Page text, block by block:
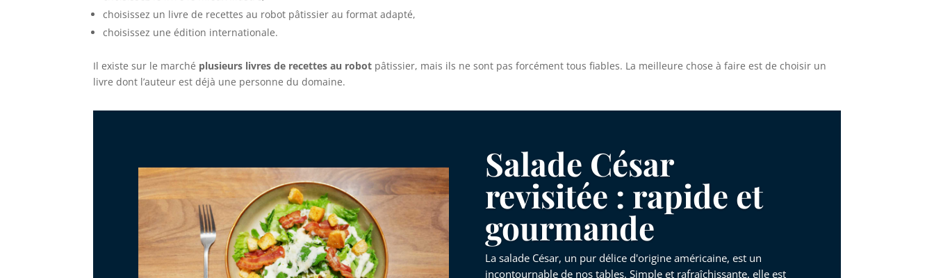
choisissez un livre de recettes au robot pâtissier au format adapté,
choisissez une édition internationale.
Il existe sur le marché plusieurs livres de recettes au robot pâtissier, mais ils ne sont pas forcément tous fiables. La meilleure chose à faire est de choisir un
livre dont l’auteur est déjà une personne du domaine.
Salade César
revisitée : rapide et
gourmande
La salade César, un pur délice d'origine américaine, est un
incontournable de nos tables. Simple et rafraîchissante, elle est